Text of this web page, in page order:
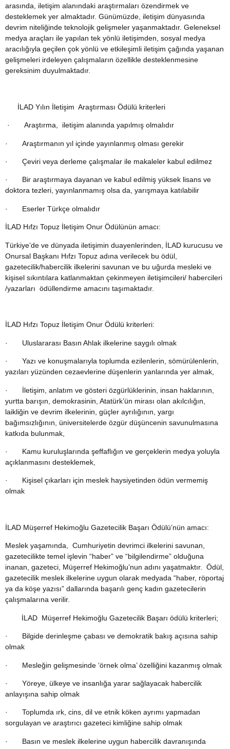
arasında, iletişim alanındaki araştırmaları özendirmek ve
desteklemek yer almaktadır. Günümüzde, iletişim dünyasında
devrim niteliğinde teknolojik gelişmeler yaşanmaktadır. Geleneksel
medya araçları ile yapılan tek yönlü iletişimden, sosyal medya
aracılığıyla geçilen çok yönlü ve etkileşimli iletişim çağında yaşanan
gelişmeleri irdeleyen çalışmaların özellikle desteklenmesine
gereksinim duyulmaktadır.
İLAD Yılın İletişim Araştırması Ödülü kriterleri
· Araştırma, iletişim alanında yapılmış olmalıdır
· Araştırmanın yıl içinde yayınlanmış olması gerekir
· Çeviri veya derleme çalışmalar ile makaleler kabul edilmez
· Bir araştırmaya dayanan ve kabul edilmiş yüksek lisans ve
doktora tezleri, yayınlanmamış olsa da, yarışmaya katılabilir
· Eserler Türkçe olmalıdır
İLAD Hıfzı Topuz İletişim Onur Ödülünün amacı:
Türkiye’de ve dünyada iletişimin duayenlerinden, İLAD kurucusu ve
Onursal Başkanı Hıfzı Topuz adına verilecek bu ödül,
gazetecilik/habercilik ilkelerini savunan ve bu uğurda mesleki ve
kişisel sıkıntılara katlanmaktan çekinmeyen iletişimcileri/ habercileri
/yazarları ödüllendirme amacını taşımaktadır.
İLAD Hıfzı Topuz İletişim Onur Ödülü kriterleri:
· Uluslararası Basın Ahlak ilkelerine saygılı olmak
· Yazı ve konuşmalarıyla toplumda ezilenlerin, sömürülenlerin,
yazıları yüzünden cezaevlerine düşenlerin yanlarında yer almak,
· İletişim, anlatım ve gösteri özgürlüklerinin, insan haklarının,
yurtta barışın, demokrasinin, Atatürk’ün mirası olan akılcılığın,
laikliğin ve devrim ilkelerinin, güçler ayrılığının, yargı
bağımsızlığının, üniversitelerde özgür düşüncenin savunulmasına
katkıda bulunmak,
· Kamu kuruluşlarında şeffaflığın ve gerçeklerin medya yoluyla
açıklanmasını desteklemek,
· Kişisel çıkarları için meslek haysiyetinden ödün vermemiş
olmak
İLAD Müşerref Hekimoğlu Gazetecilik Başarı Ödülü’nün amacı:
Meslek yaşamında, Cumhuriyetin devrimci ilkelerini savunan,
gazetecilikte temel işlevin “haber” ve “bilgilendirme” olduğuna
inanan, gazeteci, Müşerref Hekimoğlu’nun adını yaşatmaktır. Ödül,
gazetecilik meslek ilkelerine uygun olarak medyada “haber, röportaj
ya da köşe yazısı” dallarında başarılı genç kadın gazetecilerin
çalışmalarına verilir.
İLAD Müşerref Hekimoğlu Gazetecilik Başarı ödülü kriterleri;
· Bilgide derinleşme çabası ve demokratik bakış açısına sahip
olmak
· Mesleğin gelişmesinde ‘örnek olma’ özelliğini kazanmış olmak
· Yöreye, ülkeye ve insanlığa yarar sağlayacak habercilik
anlayışına sahip olmak
· Toplumda ırk, cins, dil ve etnik köken ayrımı yapmadan
sorgulayan ve araştırıcı gazeteci kimliğine sahip olmak
· Basın ve meslek ilkelerine uygun habercilik davranışında